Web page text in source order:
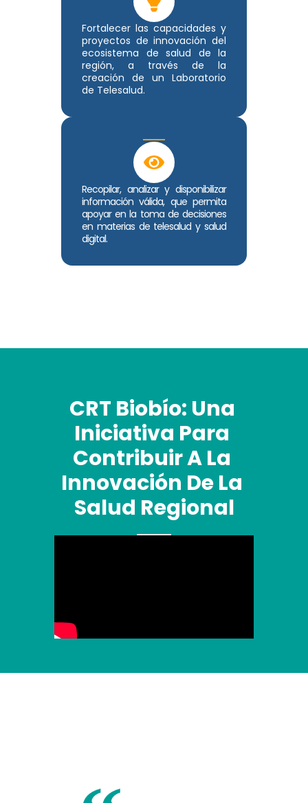
Fortalecer las capacidades y
proyectos de innovación del
ecosistema de salud de la
región, a través de la
creación de un Laboratorio
de Telesalud.
Recopilar, analizar y disponibilizar
información válida, que permita
apoyar en la toma de decisiones
en materias de telesalud y salud
digital.
CRT Biobío: Una
Iniciativa Para
Contribuir A La
Innovación De La
Salud Regional